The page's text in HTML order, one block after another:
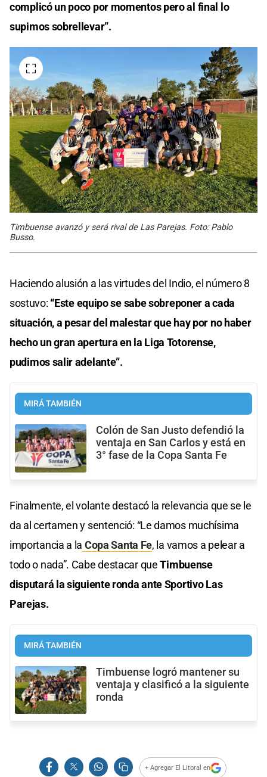
complicó un poco por momentos pero al final lo
supimos sobrellevar”.
Timbuense avanzó y será rival de Las Parejas. Foto: Pablo
Busso.
Haciendo alusión a las virtudes del Indio, el número 8
sostuvo: “Este equipo se sabe sobreponer a cada
situación, a pesar del malestar que hay por no haber
hecho un gran apertura en la Liga Totorense,
pudimos salir adelante”.
MIRÁ TAMBIÉN
Colón de San Justo defendió la
ventaja en San Carlos y está en
3° fase de la Copa Santa Fe
Finalmente, el volante destacó la relevancia que se le
da al certamen y sentenció: “Le damos muchísima
importancia a la Copa Santa Fe, la vamos a pelear a
todo o nada”. Cabe destacar queTimbuense
disputará la siguiente ronda ante Sportivo Las
Parejas.
MIRÁ TAMBIÉN
Timbuense logró mantener su
ventaja y clasificó a la siguiente
ronda
+ Agregar El Litoral en